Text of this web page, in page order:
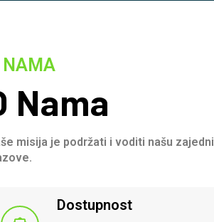
NAMA
Nama
misija je podržati i voditi našu
Dostupnost